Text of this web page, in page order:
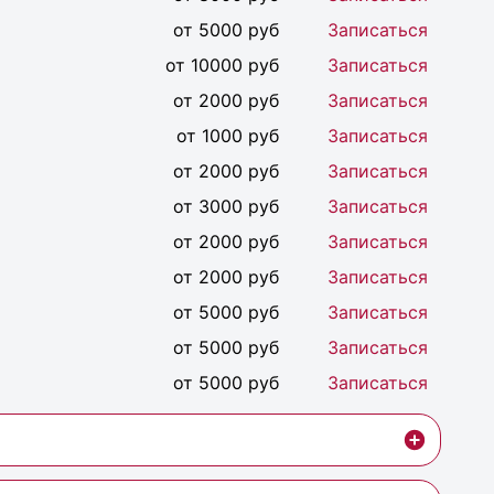
от 5000 руб
Записаться
от 10000 руб
Записаться
от 2000 руб
Записаться
от 1000 руб
Записаться
от 2000 руб
Записаться
от 3000 руб
Записаться
от 2000 руб
Записаться
от 2000 руб
Записаться
от 5000 руб
Записаться
от 5000 руб
Записаться
от 5000 руб
Записаться